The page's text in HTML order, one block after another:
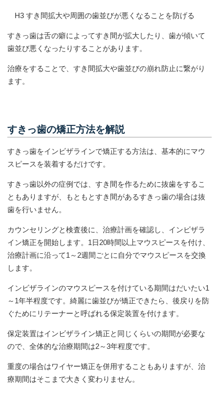
H3 すき間拡大や周囲の歯並びが悪くなることを防げる
すきっ歯は舌の癖によってすき間が拡大したり、歯が傾いて
歯並び悪くなったりすることがあります。
治療をすることで、すき間拡大や歯並びの崩れ防止に繋がり
ます。
すきっ歯の矯正方法を解説
すきっ歯をインビザラインで矯正する方法は、基本的にマウ
スピースを装着するだけです。
すきっ歯以外の症例では、すき間を作るために抜歯をするこ
ともありますが、もともとすき間があるすきっ歯の場合は抜
歯を行いません。
カウンセリングと検査後に、治療計画を確認し、インビザラ
イン矯正を開始します。1日20時間以上マウスピースを付け、
治療計画に沿って1～2週間ごとに自分でマウスピースを交換
します。
インビザラインのマウスピースを付けている期間はだいたい1
～1年半程度です。綺麗に歯並びが矯正できたら、後戻りを防
ぐためにリテーナーと呼ばれる保定装置を付けます。
保定装置はインビザライン矯正と同じくらいの期間が必要な
ので、全体的な治療期間は2～3年程度です。
重度の場合はワイヤー矯正を併用することもありますが、治
療期間はそこまで大きく変わりません。